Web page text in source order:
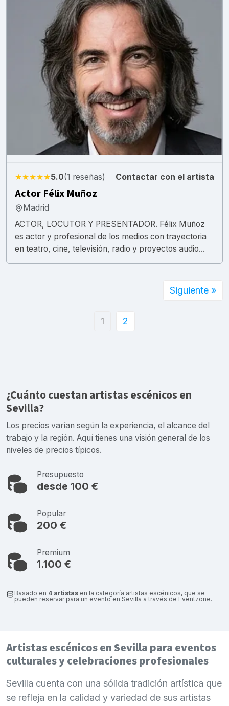
★★★★★5.0(1 reseñas) Contactar con el artista
Actor Félix Muñoz
Madrid
ACTOR, LOCUTOR Y PRESENTADOR. Félix Muñoz
es actor y profesional de los medios con trayectoria
en teatro, cine, televisión, radio y proyectos audio...
1 2
Siguiente »
¿Cuánto cuestan artistas escénicos en
Sevilla?
Los precios varían según la experiencia, el alcance del
trabajo y la región. Aquí tienes una visión general de los
niveles de precios típicos.
Presupuesto
desde 100 €
Popular
200 €
Premium
1.100 €
Basado en 4 artistas en la categoría artistas escénicos, que se
pueden reservar para un evento en Sevilla a través de Eventzone.
Artistas escénicos en Sevilla para eventos
culturales y celebraciones profesionales
Sevilla cuenta con una sólida tradición artística que
se refleja en la calidad y variedad de sus artistas